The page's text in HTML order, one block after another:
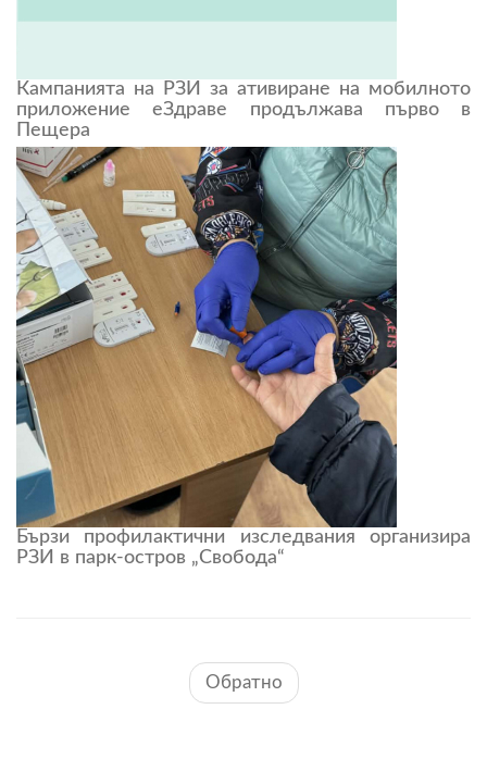
Кампанията на РЗИ за ативиране на мобилното
приложение еЗдраве продължава първо в
Пещера
Бързи профилактични изследвания организира
РЗИ в парк-остров „Свобода“
Обратно